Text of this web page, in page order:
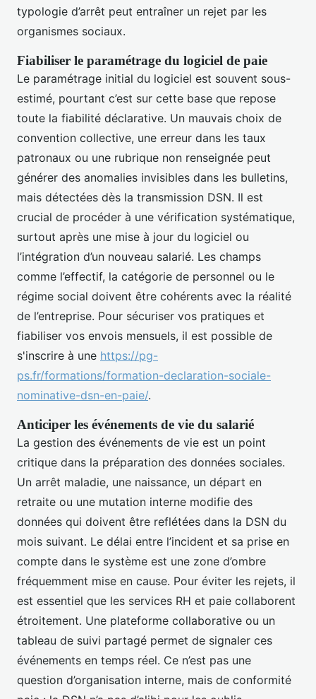
typologie d’arrêt peut entraîner un rejet par les
organismes sociaux.
Fiabiliser le paramétrage du logiciel de paie
Le paramétrage initial du logiciel est souvent sous-
estimé, pourtant c’est sur cette base que repose
toute la fiabilité déclarative. Un mauvais choix de
convention collective, une erreur dans les taux
patronaux ou une rubrique non renseignée peut
générer des anomalies invisibles dans les bulletins,
mais détectées dès la transmission DSN. Il est
crucial de procéder à une vérification systématique,
surtout après une mise à jour du logiciel ou
l’intégration d’un nouveau salarié. Les champs
comme l’effectif, la catégorie de personnel ou le
régime social doivent être cohérents avec la réalité
de l’entreprise. Pour sécuriser vos pratiques et
fiabiliser vos envois mensuels, il est possible de
s'inscrire à une https://pg-
ps.fr/formations/formation-declaration-sociale-
nominative-dsn-en-paie/.
Anticiper les événements de vie du salarié
La gestion des événements de vie est un point
critique dans la préparation des données sociales.
Un arrêt maladie, une naissance, un départ en
retraite ou une mutation interne modifie des
données qui doivent être reflétées dans la DSN du
mois suivant. Le délai entre l’incident et sa prise en
compte dans le système est une zone d’ombre
fréquemment mise en cause. Pour éviter les rejets, il
est essentiel que les services RH et paie collaborent
étroitement. Une plateforme collaborative ou un
tableau de suivi partagé permet de signaler ces
événements en temps réel. Ce n’est pas une
question d’organisation interne, mais de conformité